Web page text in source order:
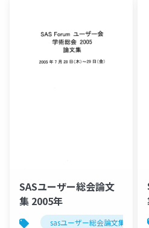
SASユーザー総会論文
集 2005年
sasユーザー総会論文集 2005年